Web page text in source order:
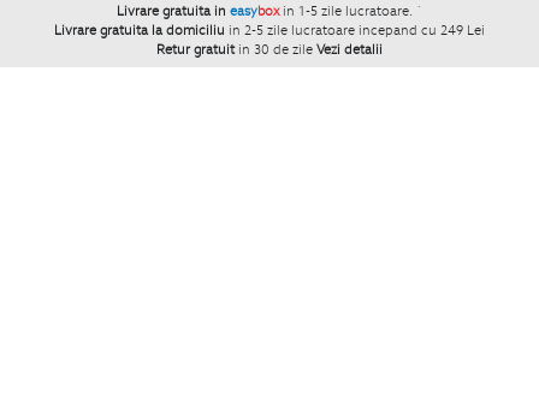
Livrare gratuita in easybox in 1-5 zile lucratoare. `
Livrare gratuita la domiciliu in 2-5 zile lucratoare incepand cu 249 Lei
Retur gratuit in 30 de zile Vezi detalii